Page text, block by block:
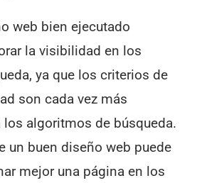
web bien ejecutado
la visibilidad en los
ya que los criterios de
son cada vez más
algoritmos de búsqueda.
un buen diseño web puede
mejor una página en los